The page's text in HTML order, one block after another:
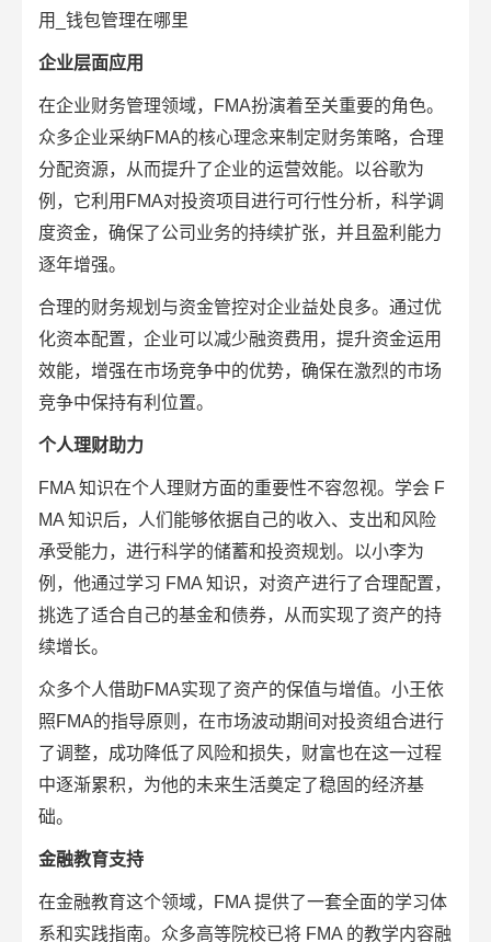
企业层面应用
在企业财务管理领域，FMA扮演着至关重要的角色。
众多企业采纳FMA的核心理念来制定财务策略，合理
分配资源，从而提升了企业的运营效能。以谷歌为
例，它利用FMA对投资项目进行可行性分析，科学调
度资金，确保了公司业务的持续扩张，并且盈利能力
逐年增强。
合理的财务规划与资金管控对企业益处良多。通过优
化资本配置，企业可以减少融资费用，提升资金运用
效能，增强在市场竞争中的优势，确保在激烈的市场
竞争中保持有利位置。
个人理财助力
FMA 知识在个人理财方面的重要性不容忽视。学会 F
MA 知识后，人们能够依据自己的收入、支出和风险
承受能力，进行科学的储蓄和投资规划。以小李为
例，他通过学习 FMA 知识，对资产进行了合理配置，
挑选了适合自己的基金和债券，从而实现了资产的持
续增长。
众多个人借助FMA实现了资产的保值与增值。小王依
照FMA的指导原则，在市场波动期间对投资组合进行
了调整，成功降低了风险和损失，财富也在这一过程
中逐渐累积，为他的未来生活奠定了稳固的经济基
础。
金融教育支持
在金融教育这个领域，FMA 提供了一套全面的学习体
系和实践指南。众多高等院校已将 FMA 的教学内容融